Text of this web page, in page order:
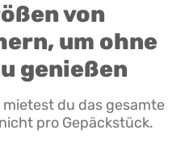
von
um ohne
genießen
du das gesamte
pro Gepäckstück.